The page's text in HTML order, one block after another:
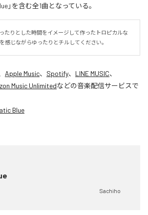
」を含む全1曲となっている。
たりとした時間をイメージして作ったトロピカルな
感じながらゆったりとチルしてください。
Apple Music、 Spotify、 LINE MUSIC、
Music Unlimitedなどの音楽配信サービスで
Blue
Sachiho